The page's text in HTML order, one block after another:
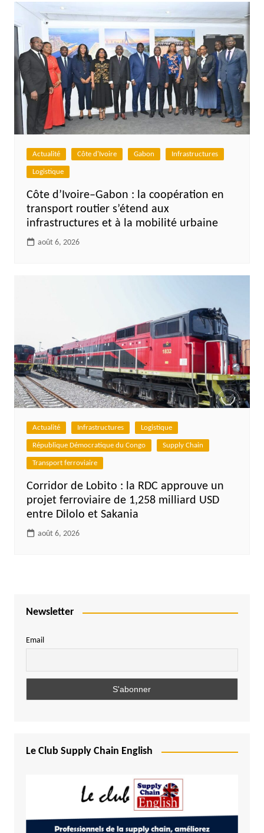
l’article
Actualité Côte d'Ivoire Gabon Infrastructures
Logistique
Côte d’Ivoire–Gabon : la coopération en
transport routier s’étend aux
infrastructures et à la mobilité urbaine
août 6, 2026
Actualité Infrastructures Logistique
République Démocratique du Congo Supply Chain
Transport ferroviaire
Corridor de Lobito : la RDC approuve un
projet ferroviaire de 1,258 milliard USD
entre Dilolo et Sakania
août 6, 2026
Newsletter
Email
Le Club Supply Chain English